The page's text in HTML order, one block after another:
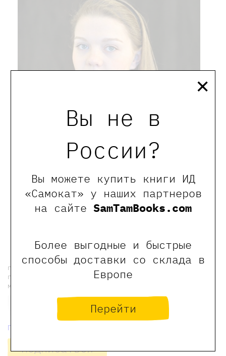
Вы не в
России?
Вы можете купить книги ИД
«Самокат» у наших партнеров
на сайте SamTamBooks.com
Более выгодные и быстрые
способы доставки со склада в
Европе
Перейти
×
← Предыдущая новость
подпишитесь на рассылку, чтобы еженедельно
получать индивидуальные скидки на наши книги и
мероприятия
Политика конфиденциальности
Подписаться